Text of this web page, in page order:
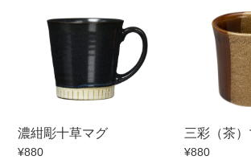
機能性
濃紺彫十草マグ
¥880
三彩（茶
¥880